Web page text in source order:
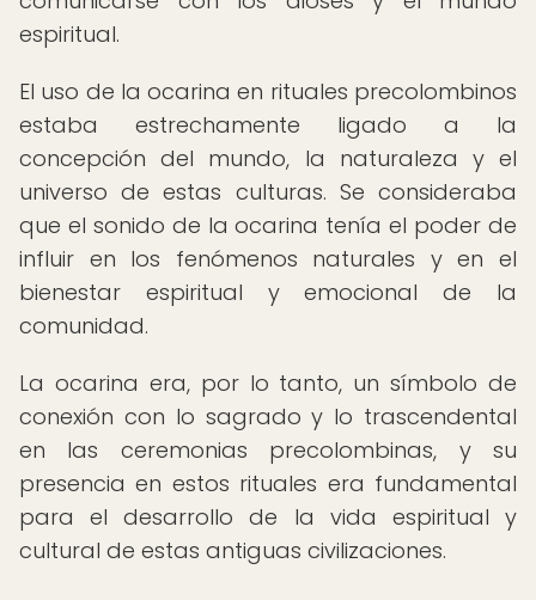
espiritual.
El uso de la ocarina en rituales precolombinos
estaba estrechamente ligado a la
concepción del mundo, la naturaleza y el
universo de estas culturas. Se consideraba
que el sonido de la ocarina tenía el poder de
influir en los fenómenos naturales y en el
bienestar espiritual y emocional de la
comunidad.
La ocarina era, por lo tanto, un símbolo de
conexión con lo sagrado y lo trascendental
en las ceremonias precolombinas, y su
presencia en estos rituales era fundamental
para el desarrollo de la vida espiritual y
cultural de estas antiguas civilizaciones.